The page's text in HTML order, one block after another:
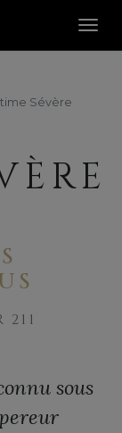
Sévère
211
sous